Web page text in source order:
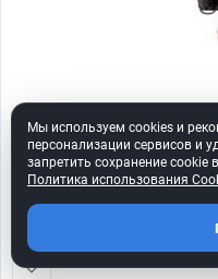
Мы используем cookies и
персонализации сервисов и
запретить сохранение cookie
Политика использования